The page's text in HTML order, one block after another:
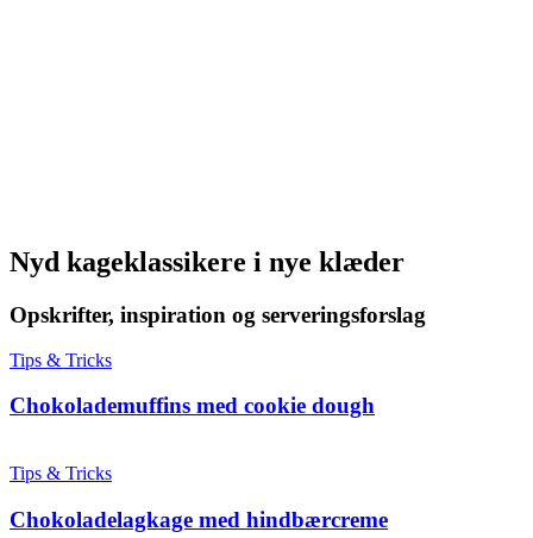
Nyd kageklassikere i nye klæder
Opskrifter, inspiration og serveringsforslag
Tips & Tricks
Chokolademuffins med cookie dough
Tips & Tricks
Chokoladelagkage med hindbærcreme